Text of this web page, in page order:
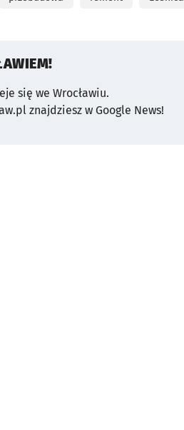
się we Wrocławiu.
znajdziesz w Google News!